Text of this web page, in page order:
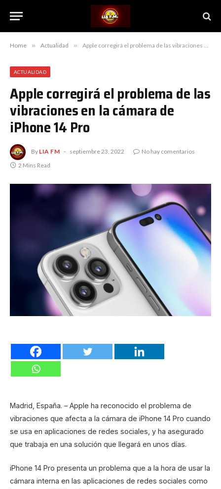
Home » Actualidad » Apple corregirá el problema de las vibraciones en la cámara de iPhone 14 Pro
ACTUALIDAD
Apple corregirá el problema de las
vibraciones en la cámara de
iPhone 14 Pro
By LIA FM septiembre 23, 2022
No hay comentarios
2 Mins Read
Madrid, España. – Apple ha reconocido el problema de
vibraciones que afecta a la cámara de iPhone 14 Pro cuando
se usa en aplicaciones de redes sociales, y ha asegurado
que trabaja en una solución que llegará en unos días.
iPhone 14 Pro presenta un problema que a la hora de usar la
cámara interna en las aplicaciones de redes sociales como